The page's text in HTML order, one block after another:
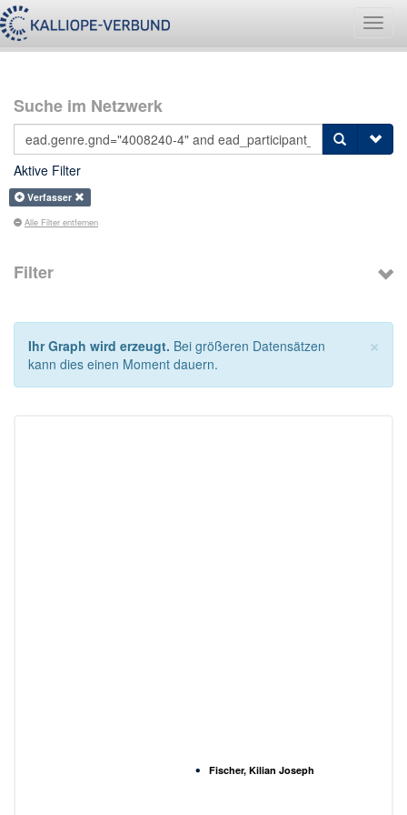
Suche im Netzwerk
Aktive Filter
Verfasser
Alle Filter entfernen
Filter
×
Ihr Graph wird erzeugt. Bei größeren Datensätzen
kann dies einen Moment dauern.
Fischer, Kilian Joseph